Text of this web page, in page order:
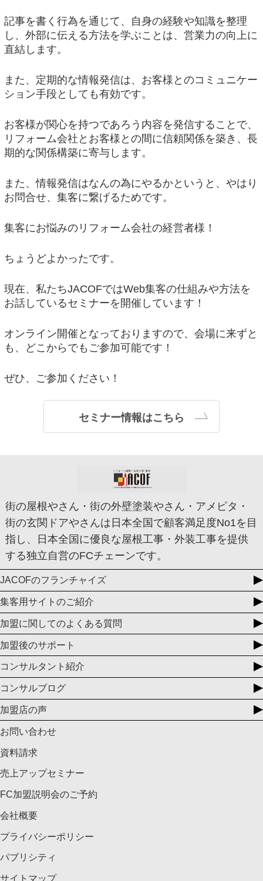
記事を書く行為を通じて、自身の経験や知識を整理
し、外部に伝える方法を学ぶことは、営業力の向上に
直結します。
また、定期的な情報発信は、お客様とのコミュニケー
ション手段としても有効です。
お客様が関心を持つであろう内容を発信することで、
リフォーム会社とお客様との間に信頼関係を築き、長
期的な関係構築に寄与します。
また、情報発信はなんの為にやるかというと、やはり
お問合せ、集客に繋げるためです。
集客にお悩みのリフォーム会社の経営者様！
ちょうどよかったです。
現在、私たちJACOFではWeb集客の仕組みや方法を
お話しているセミナーを開催しています！
オンライン開催となっておりますので、会場に来ずと
も、どこからでもご参加可能です！
ぜひ、ご参加ください！
セミナー情報はこちら
街の屋根やさん・街の外壁塗装やさん・アメピタ・
街の玄関ドアやさんは日本全国で顧客満足度No1を目
指し、日本全国に優良な屋根工事・外装工事を提供
する独立自営のFCチェーンです。
JACOFのフランチャイズ
集客用サイトのご紹介
加盟に関してのよくある質問
加盟後のサポート
コンサルタント紹介
コンサルブログ
加盟店の声
お問い合わせ
資料請求
売上アップセミナー
FC加盟説明会のご予約
会社概要
プライバシーポリシー
パブリシティ
サイトマップ